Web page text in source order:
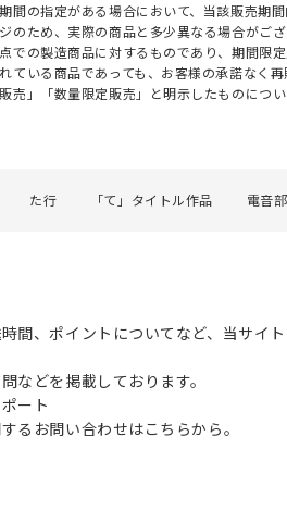
間の指定がある場合において、当該販売期
のため、実際の商品と多少異なる場合がござ
での製造商品に対するものであり、期間限
ている商品であっても、お客様の承諾なく
売」「数量限定販売」と明示したものにつ
た行 「て」タイトル作品 電音
間、ポイントについてなど、当サイ
などを掲載しております。
ート
るお問い合わせはこちらから。